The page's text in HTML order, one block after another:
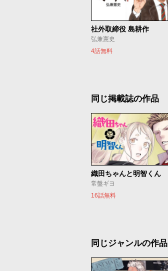
社外取締役 島耕作
弘兼憲史
4話無料
同じ掲載誌の作品
織田ちゃんと明智くん
常盤ギヨ
16話無料
同じジャンルの作品